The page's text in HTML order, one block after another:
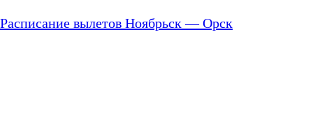
Расписание вылетов Ноябрьск — Орск